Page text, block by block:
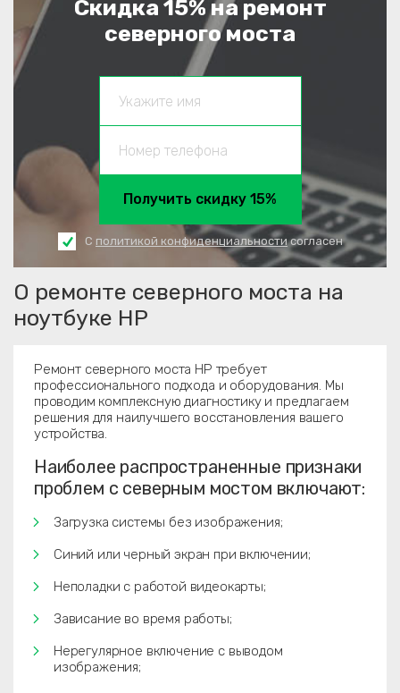
Скидка 15% на ремонт
северного моста
Получить скидку 15%
С политикой конфиденциальностисогласен
О ремонте северного моста на
ноутбуке HP
Ремонт северного моста HP требует
профессионального подхода и оборудования. Мы
проводим комплексную диагностику и предлагаем
решения для наилучшего восстановления вашего
устройства.
Наиболее распространенные признаки
проблем с северным мостом включают:
Загрузка системы без изображения;
Синий или черный экран при включении;
Неполадки с работой видеокарты;
Зависание во время работы;
Нерегулярное включение с выводом
изображения;